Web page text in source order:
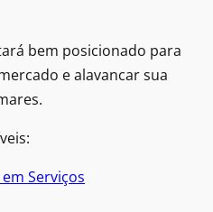
bem posicionado para
e alavancar sua
Serviços